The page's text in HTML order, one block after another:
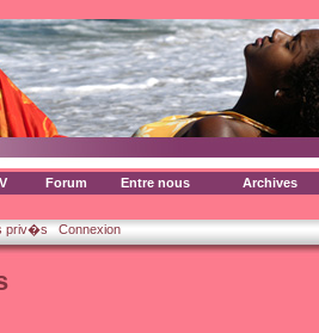
Forum Entre nous Archives
priv�s Connexion